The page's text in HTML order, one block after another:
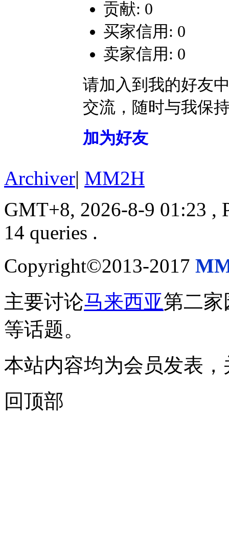
贡献: 0
买家信用: 0
卖家信用: 0
请加入到我的好友
交流，随时与我保
加为好友
Archiver| MM2H
GMT+8, 2026-8-9 01:23 ,
14 queries .
Copyright©2013-2017
主要讨论马来西亚第二
等话题。
本站内容均为会员发表
回顶部